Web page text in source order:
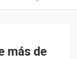
más de